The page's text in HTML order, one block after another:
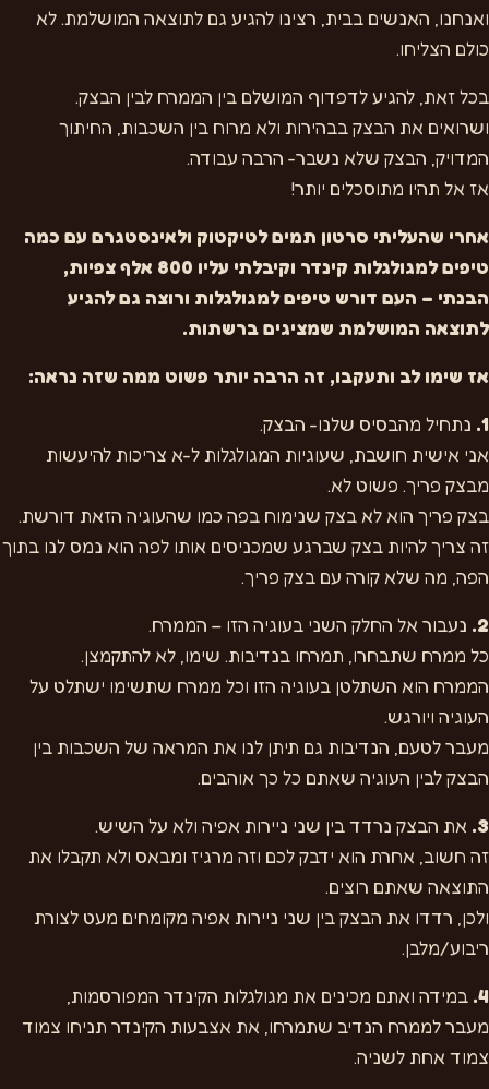
ואנחנו, האנשים בבית, רצינו להגיע גם לתוצאה המושלמת. לא
כולם הצליחו.
בכל זאת, להגיע לדפדוף המושלם בין הממרח לבין הבצק.
ושרואים את הבצק בבהירות ולא מרוח בין השכבות, החיתוך
המדויק, הבצק שלא נשבר- הרבה עבודה.
אז אל תהיו מתוסכלים יותר!
אחרי שהעליתי סרטון תמים לטיקטוק ולאינסטגרם עם כמה
טיפים למגולגלות קינדר וקיבלתי עליו 800 אלף צפיות,
הבנתי – העם דורש טיפים למגולגלות ורוצה גם להגיע
לתוצאה המושלמת שמציגים ברשתות.
אז שימו לב ותעקבו, זה הרבה יותר פשוט ממה שזה נראה:
1. נתחיל מהבסיס שלנו- הבצק.
אני אישית חושבת, שעוגיות המגולגלות ל-א צריכות להיעשות
מבצק פריך. פשוט לא.
בצק פריך הוא לא בצק שנימוח בפה כמו שהעוגיה הזאת דורשת.
זה צריך להיות בצק שברגע שמכניסים אותו לפה הוא נמס לנו בתוך
הפה, מה שלא קורה עם בצק פריך.
2. נעבור אל החלק השני בעוגיה הזו – הממרח.
כל ממרח שתבחרו, תמרחו בנדיבות. שימו, לא להתקמצן.
הממרח הוא השתלטן בעוגיה הזו וכל ממרח שתשימו ישתלט על
העוגיה ויורגש.
מעבר לטעם, הנדיבות גם תיתן לנו את המראה של השכבות בין
הבצק לבין העוגיה שאתם כל כך אוהבים.
3. את הבצק נרדד בין שני ניירות אפיה ולא על השיש.
זה חשוב, אחרת הוא ידבק לכם וזה מרגיז ומבאס ולא תקבלו את
התוצאה שאתם רוצים.
ולכן, רדדו את הבצק בין שני ניירות אפיה מקומחים מעט לצורת
ריבוע/מלבן.
4. במידה ואתם מכינים את מגולגלות הקינדר המפורסמות,
מעבר לממרח הנדיב שתמרחו, את אצבעות הקינדר תניחו צמוד
צמוד אחת לשניה.